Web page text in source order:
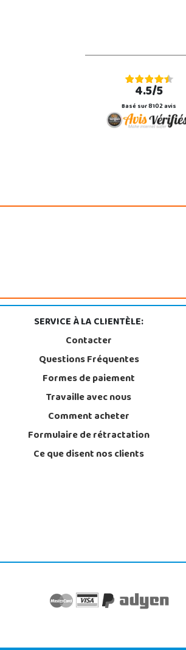
4.5/5
Basé sur 8102 avis
SERVICE À LA CLIENTÈLE:
Contacter
Questions Fréquentes
Formes de paiement
Travaille avec nous
Comment acheter
Formulaire de rétractation
Ce que disent nos clients